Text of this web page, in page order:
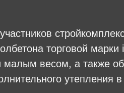
торговой
малым весом, а также
утепления